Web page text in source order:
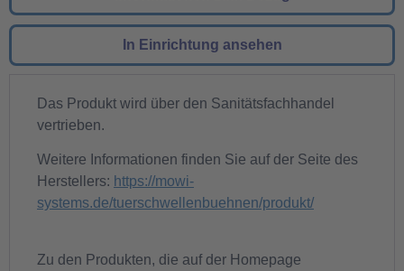
In Einrichtung ansehen
Das Produkt wird über den Sanitätsfachhandel
vertrieben.
Weitere Informationen finden Sie auf der Seite des
Herstellers: https://mowi-
systems.de/tuerschwellenbuehnen/produkt/
Zu den Produkten, die auf der Homepage